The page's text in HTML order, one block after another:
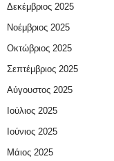
Δεκέμβριος 2025
Νοέμβριος 2025
Οκτώβριος 2025
Σεπτέμβριος 2025
Αύγουστος 2025
Ιούλιος 2025
Ιούνιος 2025
Μάιος 2025